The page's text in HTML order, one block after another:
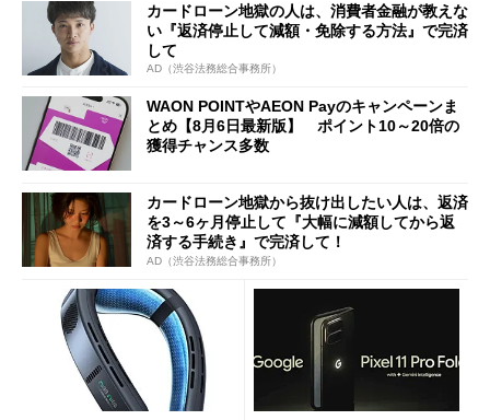
カードローン地獄の人は、消費者金融が教えな
い『返済停止して減額・免除する方法』で完済
して
AD（渋谷法務総合事務所）
WAON POINTやAEON Payのキャンペーンま
とめ【8月6日最新版】 ポイント10～20倍の
獲得チャンス多数
カードローン地獄から抜け出したい人は、返済
を3～6ヶ月停止して『大幅に減額してから返
済する手続き』で完済して！
AD（渋谷法務総合事務所）